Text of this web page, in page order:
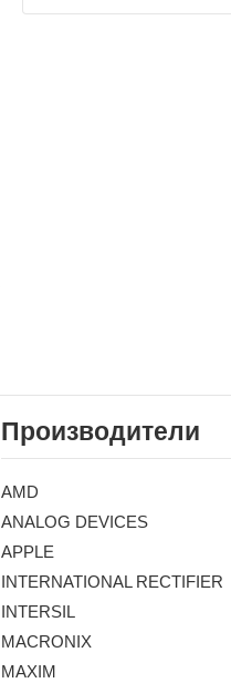
Производители
AMD
ANALOG DEVICES
APPLE
INTERNATIONAL RECTIFIER
INTERSIL
MACRONIX
MAXIM